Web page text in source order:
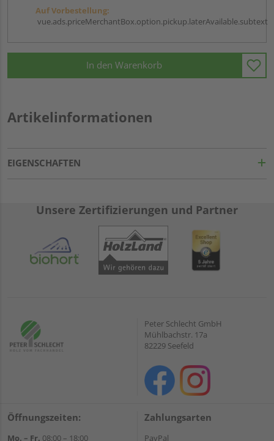
Auf Vorbestellung:
vue.ads.priceMerchantBox.option.pickup.laterAvailable.subtext
In den Warenkorb
Artikelinformationen
EIGENSCHAFTEN
Unsere Zertifizierungen und Partner
Peter Schlecht GmbH
Mühlbachstr. 17a
82229 Seefeld
Öffnungszeiten:
Mo. – Fr. 08:00 – 18:00
Zahlungsarten
PayPal